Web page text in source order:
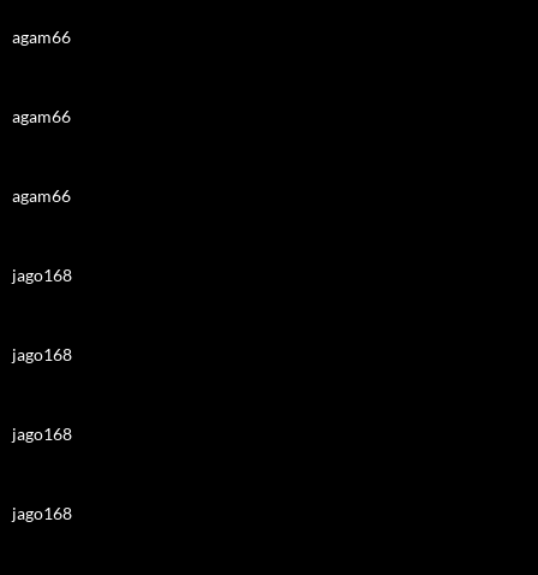
agam66
agam66
agam66
jago168
jago168
jago168
jago168